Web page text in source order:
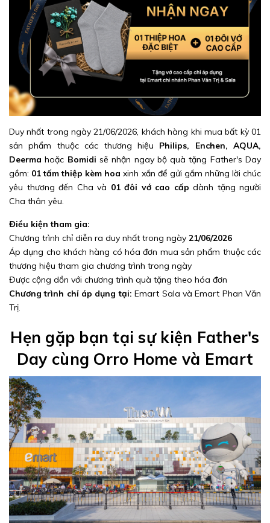
Duy nhất trong ngày 21/06/2026, khách hàng khi mua bất kỳ 01
sản phẩm thuộc các thương hiệu Philips, Enchen, AQUA,
Deermahoặc Bomidi sẽ nhận ngay bộ quà tặng Father's Day
gồm: 01 tấm thiệp kèm hoa xinh xắn để gửi gắm những lời chúc
yêu thương đến Cha và 01 đôi vớ cao cấp dành tặng người
Cha thân yêu.
Điều kiện tham gia:
Chương trình chỉ diễn ra duy nhất trong ngày 21/06/2026
Áp dụng cho khách hàng có hóa đơn mua sản phẩm thuộc các
thương hiệu tham gia chương trình trong ngày
Được cộng dồn với chương trình quà tặng theo hóa đơn
Chương trình chỉ áp dụng tại:Emart Sala và Emart Phan Văn
Trị.
Hẹn gặp bạn tại sự kiện Father's
Day cùng Orro Home và Emart